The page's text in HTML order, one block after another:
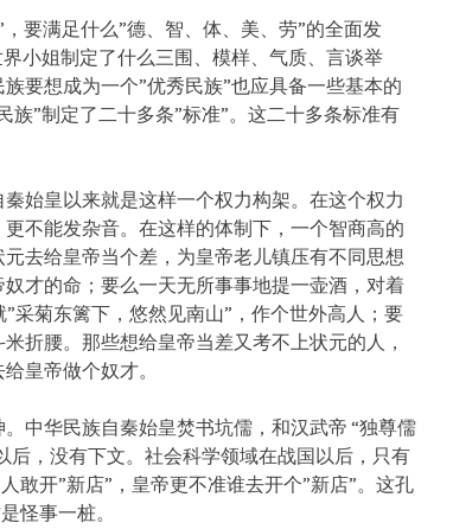
要满足什么”德、智、体、美、劳”的全面发
小姐制定了什么三围、模样、气质、言谈举
要想成为一个”优秀民族”也应具备一些基本的
”制定了二十多条”标准”。这二十多条标准有
始皇以来就是这样一个权力构架。在这个权力
不能发杂音。在这样的体制下，一个智商高的
去给皇帝当个差，为皇帝老儿镇压有不同思想
才的命；要么一天无所事事地提一壶酒，对着
采菊东篱下，悠然见南山”，作个世外高人；要
折腰。那些想给皇帝当差又考不上状元的人，
皇帝做个奴才。
中华民族自秦始皇焚书坑儒，和汉武帝 “独尊儒
后，没有下文。社会科学领域在战国以后，只有
敢开”新店”，皇帝更不准谁去开个”新店”。这孔
怪事一桩。